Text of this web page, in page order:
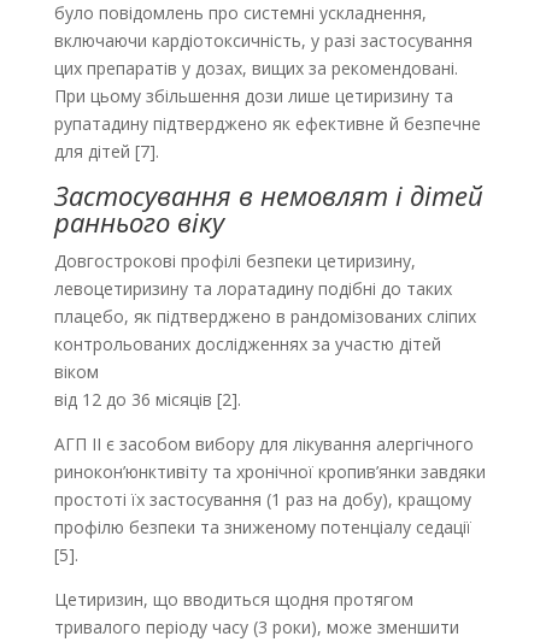
було повідомлень про системні ускладнення,
включаючи кардіотоксичність, у разі застосування
цих препаратів у дозах, вищих за рекомендовані.
При цьому збільшення дози лише цетиризину та
рупатадину підтверджено як ефективне й безпечне
для дітей [7].
Застосування в немовлят і дітей
раннього віку
Довгострокові профілі безпеки цетиризину,
левоцетиризину та лоратадину подібні до таких
плацебо, як підтверджено в рандомізованих сліпих
контрольованих дослідженнях за участю дітей
віком
від 12 до 36 місяців [2].
АГП ІІ є засобом вибору для лікування алергічного
ринокон’юнктивіту та хронічної кропив’янки завдяки
простоті їх застосування (1 раз на добу), кращому
профілю безпеки та зниженому потенціалу седації
[5].
Цетиризин, що вводиться щодня протягом
тривалого періоду часу (3 роки), може зменшити